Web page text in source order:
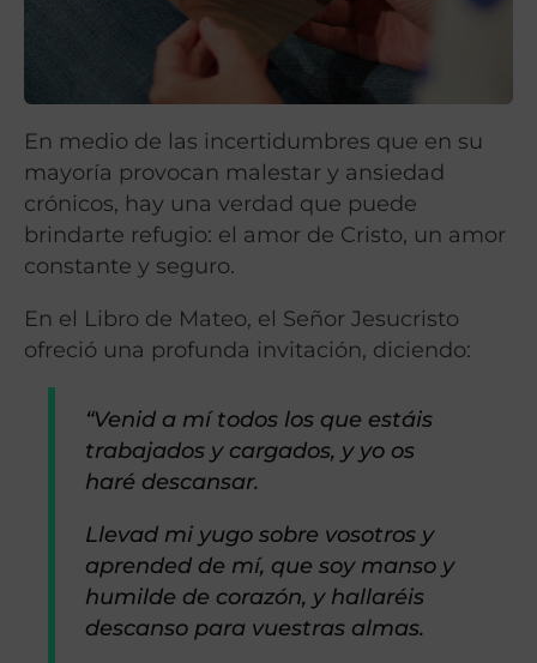
En medio de las incertidumbres que en su
mayoría provocan malestar y ansiedad
crónicos, hay una verdad que puede
brindarte refugio: el amor de Cristo, un amor
constante y seguro.
En el Libro de Mateo, el Señor Jesucristo
ofreció una profunda invitación, diciendo:
“Venid a mí todos los que estáis
trabajados y cargados, y yo os
haré descansar.
Llevad mi yugo sobre vosotros y
aprended de mí, que soy manso y
humilde de corazón, y hallaréis
descanso para vuestras almas.